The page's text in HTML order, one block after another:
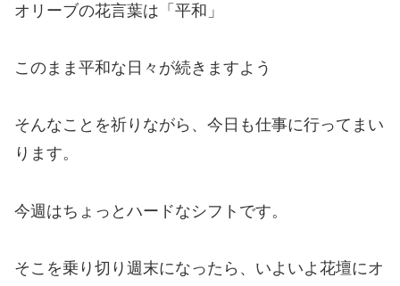
オリーブの花言葉は「平和」
このまま平和な日々が続きますよう
そんなことを祈りながら、今日も仕事に行ってまい
ります。
今週はちょっとハードなシフトです。
そこを乗り切り週末になったら、いよいよ花壇にオ